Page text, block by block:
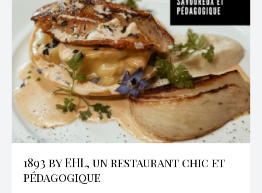
1893 by EHL, un restaurant chic et
pédagogique